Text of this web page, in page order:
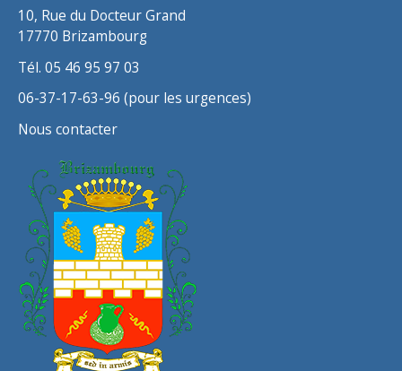
10, Rue du Docteur Grand
17770 Brizambourg
Tél. 05 46 95 97 03
06-37-17-63-96 (pour les urgences)
Nous contacter